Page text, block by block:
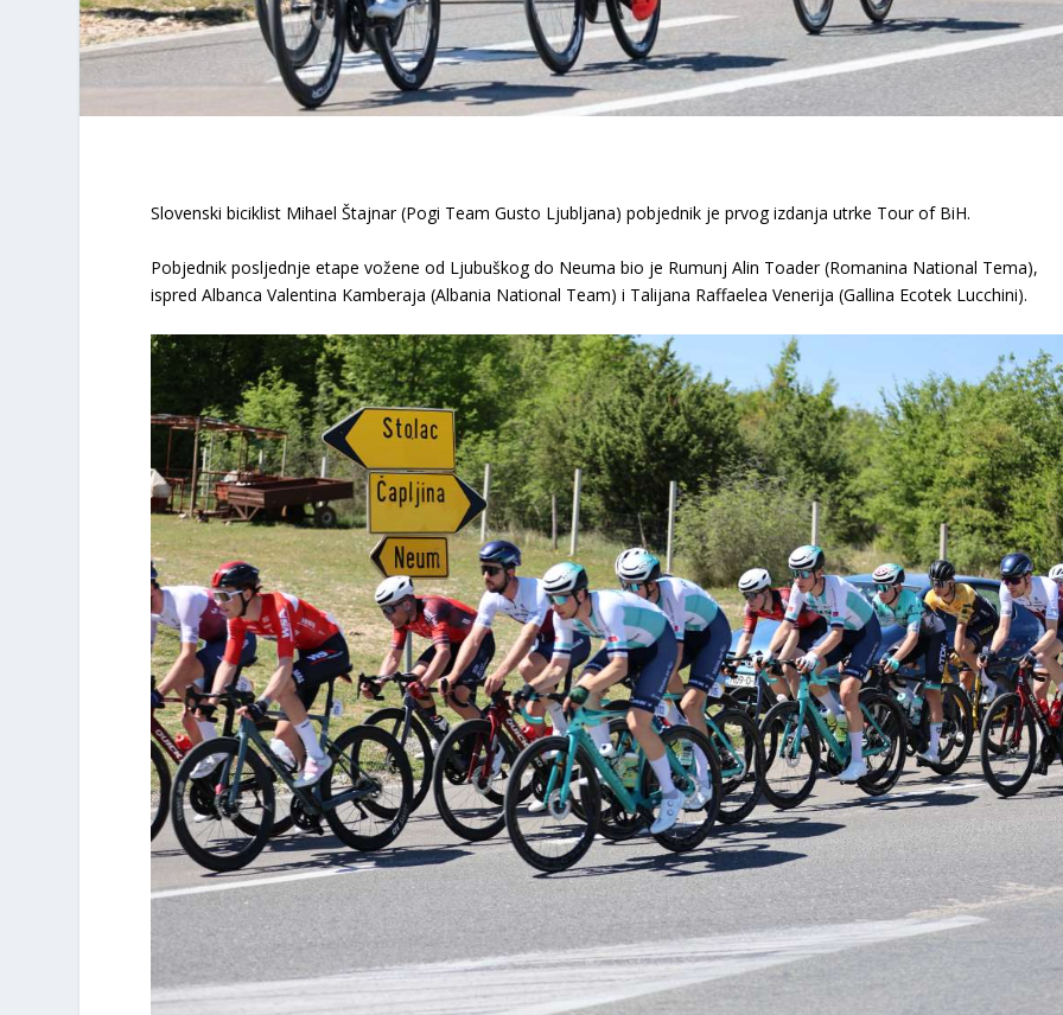
Slovenski biciklist Mihael Štajnar (Pogi Team Gusto Ljubljana) pobjednik je prvog izdanja utrke Tour of BiH.
Pobjednik posljednje etape vožene od Ljubuškog do Neuma bio je Rumunj Alin Toader (Romanina National Tema),
ispred Albanca Valentina Kamberaja (Albania National Team) i Talijana Raffaelea Venerija (Gallina Ecotek Lucchini).